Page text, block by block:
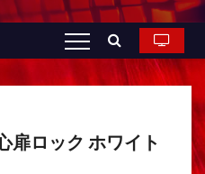
扉ロック ホワイト